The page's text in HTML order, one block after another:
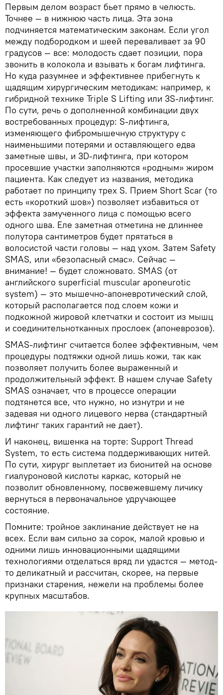
Первым делом возраст бьет прямо в челюсть.
Точнее — в нижнюю часть лица. Эта зона
подчиняется математическим законам. Если угол
между подбородком и шеей переваливает за 90
градусов — все: молодость сдает позиции, пора
звонить в колокола и взывать к богам лифтинга.
Но куда разумнее и эффективнее прибегнуть к
щадящим хирургическим методикам: например, к
гибридной технике Triple S Lifting или 3S-лифтинг.
По сути, речь о дополненной комбинации двух
востребованных процедур: S-лифтинга,
изменяющего фибромышечную структуру с
наименьшими потерями и оставляющего едва
заметные швы, и 3D-лифтинга, при котором
просевшие участки заполняются «родным» жиром
пациента. Как следует из названия, методика
работает по принципу трех S. Прием Short Scar (то
есть «короткий шов») позволяет избавиться от
эффекта замученного лица с помощью всего
одного шва. Еле заметная отметина не длиннее
полутора сантиметров будет прятаться в
волосистой части головы — над ухом. Затем Safety
SMAS, или «безопасный смас». Сейчас —
внимание! — будет сложновато. SMAS (от
английского superficial muscular aponeurotic
system) — это мышечно-апоневротический слой,
который располагается под слоем кожи и
подкожной жировой клетчатки и состоит из мышц
и соединительнотканных прослоек (апоневрозов).
SMAS-лифтинг считается более эффективным, чем
процедуры подтяжки одной лишь кожи, так как
позволяет получить более выраженный и
продолжительный эффект. В нашем случае Safety
SMAS означает, что в процессе операции
подтянется все, что нужно, но изнутри и не
задевая ни одного лицевого нерва (стандартный
лифтинг таких гарантий не дает).
И наконец, вишенка на торте: Support Thread
System, то есть система поддерживающих нитей.
По сути, хирург выплетает из бионитей на основе
гиалуроновой кислоты каркас, который не
позволит обновленному, посвежевшему личику
вернуться в первоначальное удручающее
состояние.
Помните: тройное заклинание действует не на
всех. Если вам сильно за сорок, малой кровью и
одними лишь инновационными щадящими
технологиями отделаться вряд ли удастся — метод-
то деликатный и рассчитан, скорее, на первые
признаки старения, нежели на проблемы более
крупных масштабов.